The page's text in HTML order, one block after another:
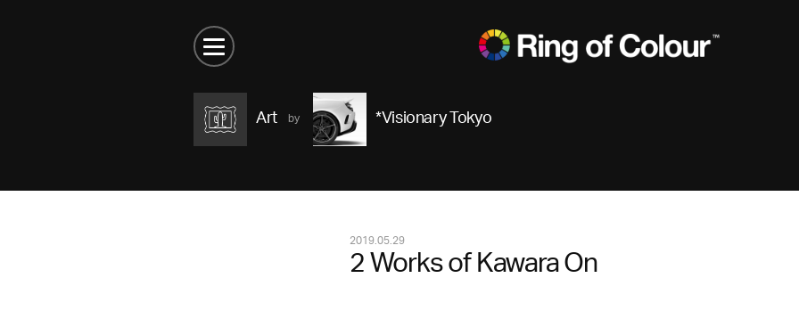
Art *Visionary Tokyo
2019.05.29
2 Works of Kawara On